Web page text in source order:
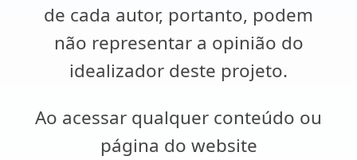
de cada autor, portanto, podem
não representar a opinião do
idealizador deste projeto.
Ao acessar qualquer conteúdo ou
página do website